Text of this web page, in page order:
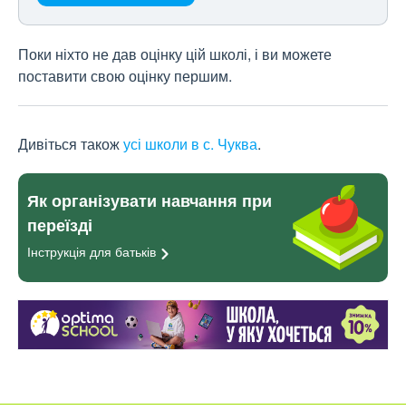
Поки ніхто не дав оцінку цій школі, і ви можете
поставити свою оцінку першим.
Дивіться такожусі школи в с. Чуква.
Як організувати навчання при
переїзді
Інструкція для батьків